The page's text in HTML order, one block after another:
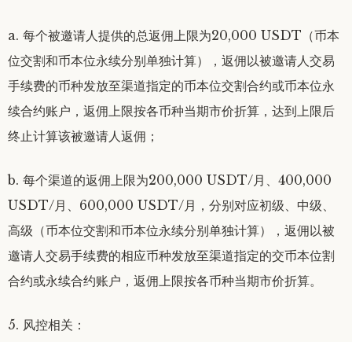
a. 每个被邀请人提供的总返佣上限为20,000 USDT（币本
位交割和币本位永续分别单独计算），返佣以被邀请人交易
手续费的币种发放至渠道指定的币本位交割合约或币本位永
续合约账户，返佣上限按各币种当期市价折算，达到上限后
终止计算该被邀请人返佣；
b. 每个渠道的返佣上限为200,000 USDT/月、400,000
USDT/月、600,000 USDT/月，分别对应初级、中级、
高级（币本位交割和币本位永续分别单独计算），返佣以被
邀请人交易手续费的相应币种发放至渠道指定的交币本位割
合约或永续合约账户，返佣上限按各币种当期市价折算。
5. 风控相关：